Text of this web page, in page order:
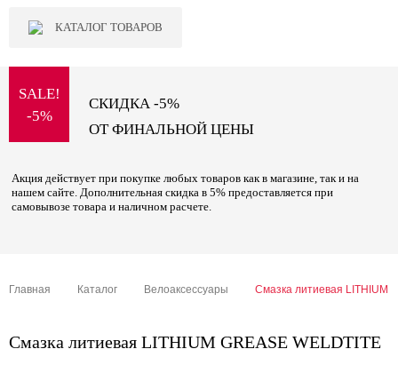
КАТАЛОГ ТОВАРОВ
SALE!
-5%
СКИДКА -5%
ОТ ФИНАЛЬНОЙ ЦЕНЫ
Акция действует при покупке любых товаров как в магазине, так и на
нашем сайте. Дополнительная скидка в 5% предоставляется при
самовывозе товара и наличном расчете.
Главная Каталог Велоаксессуары Смазка литиевая LITHIUM
Смазка литиевая LITHIUM GREASE WELDTITE